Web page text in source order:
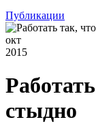
Публикации
окт
2015
стыдно